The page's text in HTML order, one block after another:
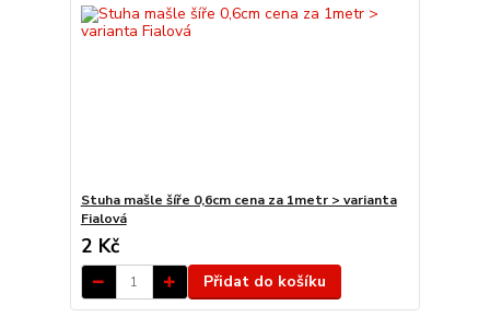
Stuha mašle šíře 0,6cm cena za 1metr > varianta
Fialová
2 Kč
Přidat do košíku